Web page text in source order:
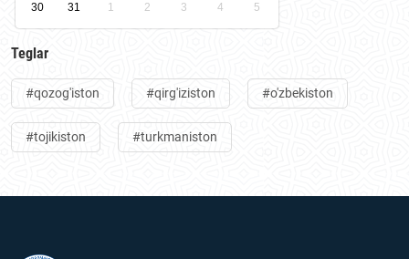
30 31 1 2 3 4 5
Teglar
#qozog'iston #qirg'iziston #o'zbekiston
#tojikiston #turkmaniston